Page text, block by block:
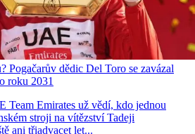
Pogačarův dědic Del Toro se zavázal
roku 2031
Team Emirates už vědí, kdo jednou
stroji na vítězství Tadeji
ani třiadvacet let...